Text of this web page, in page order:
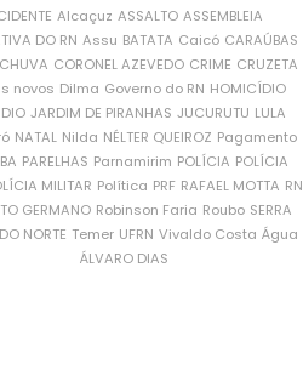
Alcaçuz ASSALTO ASSEMBLEIA
DO RN Assu BATATA Caicó CARAÚBAS
CORONEL AZEVEDO CRIME CRUZETA
novos Dilma Governo do RN HOMICÍDIO
JARDIM DE PIRANHAS JUCURUTU LULA
NATAL Nilda NÉLTER QUEIROZ Pagamento
PARELHAS Parnamirim POLÍCIA POLÍCIA
MILITAR Política PRF RAFAEL MOTTA RN
GERMANO Robinson Faria Roubo SERRA
NORTE Temer UFRN Vivaldo Costa Água
ÁLVARO DIAS